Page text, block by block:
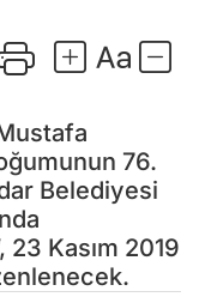
76.
Belediyesi
23 Kasım 2019